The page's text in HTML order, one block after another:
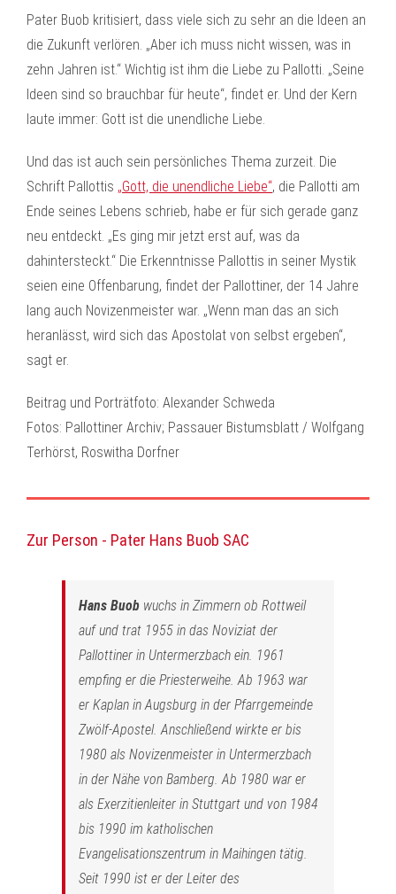
Pater Buob kritisiert, dass viele sich zu sehr an die Ideen an
die Zukunft verlören. „Aber ich muss nicht wissen, was in
zehn Jahren ist.“ Wichtig ist ihm die Liebe zu Pallotti. „Seine
Ideen sind so brauchbar für heute“, findet er. Und der Kern
laute immer: Gott ist die unendliche Liebe.
Und das ist auch sein persönliches Thema zurzeit. Die
Schrift Pallottis „Gott, die unendliche Liebe“, die Pallotti am
Ende seines Lebens schrieb, habe er für sich gerade ganz
neu entdeckt. „Es ging mir jetzt erst auf, was da
dahintersteckt.“ Die Erkenntnisse Pallottis in seiner Mystik
seien eine Offenbarung, findet der Pallottiner, der 14 Jahre
lang auch Novizenmeister war. „Wenn man das an sich
heranlässt, wird sich das Apostolat von selbst ergeben“,
sagt er.
Beitrag und Porträtfoto: Alexander Schweda
Fotos: Pallottiner Archiv; Passauer Bistumsblatt / Wolfgang
Terhörst, Roswitha Dorfner
Zur Person - Pater Hans Buob SAC
Hans Buob wuchs in Zimmern ob Rottweil
auf und trat 1955 in das Noviziat der
Pallottiner in Untermerzbach ein. 1961
empfing er die Priesterweihe. Ab 1963 war
er Kaplan in Augsburg in der Pfarrgemeinde
Zwölf-Apostel. Anschließend wirkte er bis
1980 als Novizenmeister in Untermerzbach
in der Nähe von Bamberg. Ab 1980 war er
als Exerzitienleiter in Stuttgart und von 1984
bis 1990 im katholischen
Evangelisationszentrum in Maihingen tätig.
Seit 1990 ist er der Leiter des